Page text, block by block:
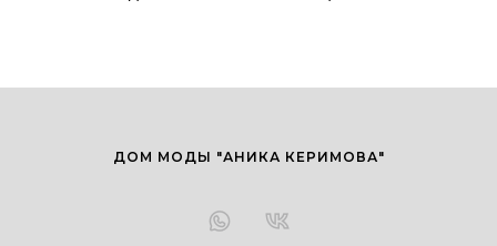
ДОМ МОДЫ "АНИКА КЕРИМОВА"